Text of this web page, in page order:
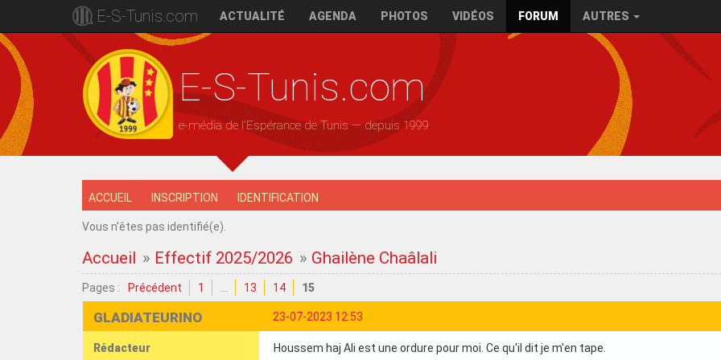
E-S-Tunis.com ACTUALITÉ AGENDA PHOTOS VIDÉOS FORUM AUTRES
E-S-Tunis.com
e-média de l'Espérance de Tunis — depuis 1999
ACCUEIL INSCRIPTION IDENTIFICATION
Vous n'êtes pas identifié(e).
Accueil » Effectif 2025/2026 » Ghailène Chaâlali
Pages : Précédent 1 13 14 15
23-07-2023 12:53
GLADIATEURINO
Rédacteur Houssem haj Ali est une ordure pour moi. Ce qu'il dit je m'en tape.